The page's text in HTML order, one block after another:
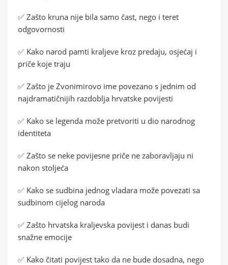
✅ Zašto kruna nije bila samo čast, nego i teret
odgovornosti
✅ Kako narod pamti kraljeve kroz predaju, osjećaj i
priče koje traju
✅ Zašto je Zvonimirovo ime povezano s jednim od
najdramatičnijih razdoblja hrvatske povijesti
✅ Kako se legenda može pretvoriti u dio narodnog
identiteta
✅ Zašto se neke povijesne priče ne zaboravljaju ni
nakon stoljeća
✅ Kako se sudbina jednog vladara može povezati sa
sudbinom cijelog naroda
✅ Zašto hrvatska kraljevska povijest i danas budi
snažne emocije
✅ Kako čitati povijest tako da ne bude dosadna, nego